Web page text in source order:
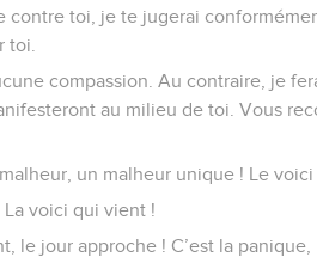
contre toi, je te jugerai
toi.
compassion. Au contraire, je
au milieu de toi. Vous
un malheur unique ! Le
voici qui vient !
le jour approche ! C’est la panique,